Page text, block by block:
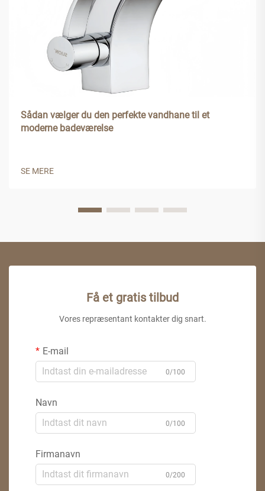
Sådan vælger du den perfekte vandhane til et
moderne badeværelse
SE MERE
Få et gratis tilbud
Vores repræsentant kontakter dig snart.
E-mail
0/100
Navn
0/100
Firmanavn
0/200